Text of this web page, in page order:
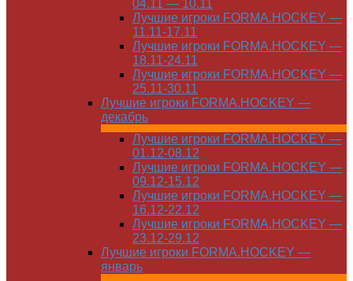
04.11 — 10.11
Лучшие игроки FORMA.HOCKEY —
11.11-17.11
Лучшие игроки FORMA.HOCKEY —
18.11-24.11
Лучшие игроки FORMA.HOCKEY —
25.11-30.11
Лучшие игроки FORMA.HOCKEY —
декабрь
Лучшие игроки FORMA.HOCKEY —
01.12-08.12
Лучшие игроки FORMA.HOCKEY —
09.12-15.12
Лучшие игроки FORMA.HOCKEY —
16.12-22.12
Лучшие игроки FORMA.HOCKEY —
23.12-29.12
Лучшие игроки FORMA.HOCKEY —
январь